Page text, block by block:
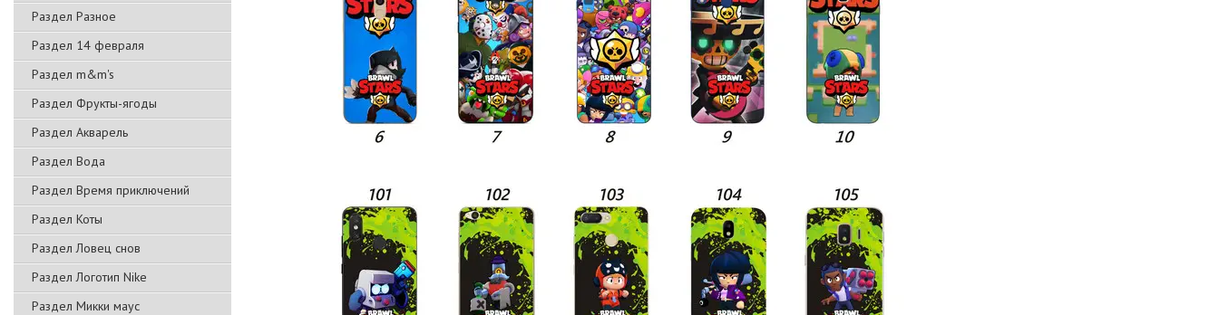
Раздел Разное
Раздел 14 февраля
Раздел m&m's
Раздел Фрукты-ягоды
Раздел Акварель
Раздел Вода
Раздел Время приключений
Раздел Коты
Раздел Ловец снов
Раздел Логотип Nike
Раздел Микки маус